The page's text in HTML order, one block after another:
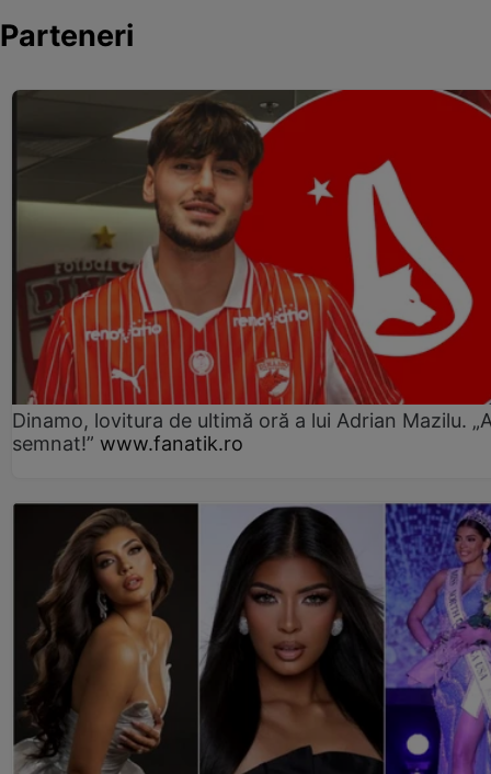
Parteneri
Dinamo, lovitura de ultimă oră a lui Adrian Mazilu.
semnat!” www.fanatik.ro